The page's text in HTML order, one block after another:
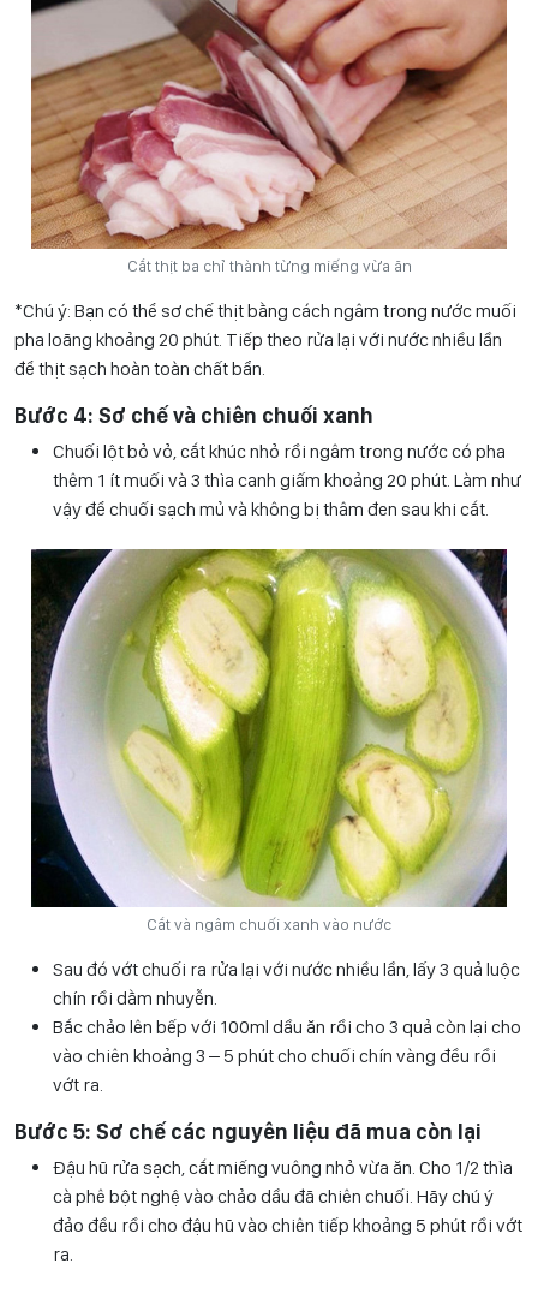
Cắt thịt ba chỉ thành từng miếng vừa ăn
*Chú ý: Bạn có thể sơ chế thịt bằng cách ngâm trong nước muối
pha loãng khoảng 20 phút. Tiếp theo rửa lại với nước nhiều lần
để thịt sạch hoàn toàn chất bẩn.
Bước 4: Sơ chế và chiên chuối xanh
Chuối lột bỏ vỏ, cắt khúc nhỏ rồi ngâm trong nước có pha
thêm 1 ít muối và 3 thìa canh giấm khoảng 20 phút. Làm như
vậy để chuối sạch mủ và không bị thâm đen sau khi cắt.
Cắt và ngâm chuối xanh vào nước
Sau đó vớt chuối ra rửa lại với nước nhiều lần, lấy 3 quả luộc
chín rồi dằm nhuyễn.
Bắc chảo lên bếp với 100ml dầu ăn rồi cho 3 quả còn lại cho
vào chiên khoảng 3 – 5 phút cho chuối chín vàng đều rồi
vớt ra.
Bước 5: Sơ chế các nguyên liệu đã mua còn lại
Đậu hũ rửa sạch, cắt miếng vuông nhỏ vừa ăn. Cho 1/2 thìa
cà phê bột nghệ vào chảo dầu đã chiên chuối. Hãy chú ý
đảo đều rồi cho đậu hũ vào chiên tiếp khoảng 5 phút rồi vớt
ra.